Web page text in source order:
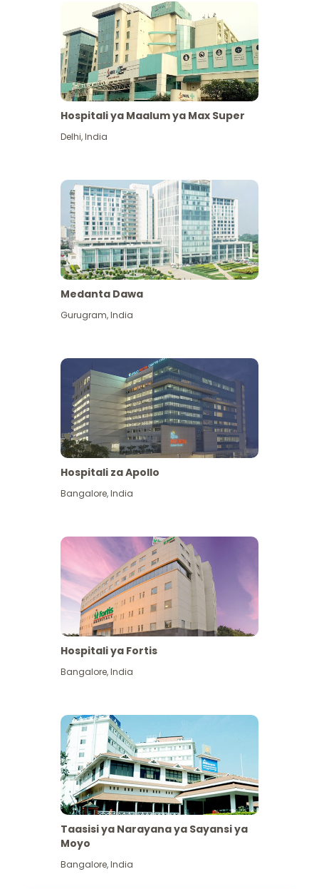
Hospitali ya Maalum ya Max Super
Delhi,India
Medanta Dawa
Gurugram,India
Hospitali za Apollo
Bangalore,India
Hospitali ya Fortis
Bangalore,India
Taasisi ya Narayana ya Sayansi ya
Moyo
Bangalore,India